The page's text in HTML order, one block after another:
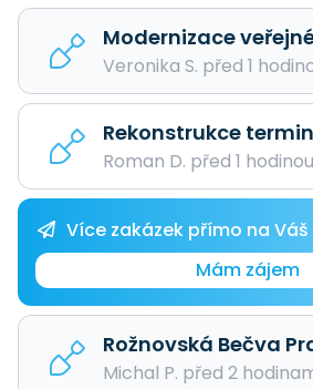
Modernizace
Veronika S. před 1
Rekonstrukce
Roman D. před 1 hodinou
Více zakázek přímo na
Mám zájem
Rožnovská Bečva
Michal P. před 2